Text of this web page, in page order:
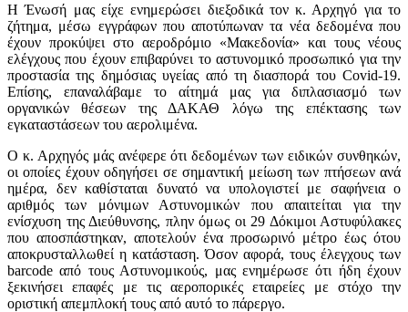
Η Ένωσή μας είχε ενημερώσει διεξοδικά τον κ. Αρχηγό για το
ζήτημα, μέσω εγγράφων που αποτύπωναν τα νέα δεδομένα που
έχουν προκύψει στο αεροδρόμιο «Μακεδονία» και τους νέους
ελέγχους που έχουν επιβαρύνει το αστυνομικό προσωπικό για την
προστασία της δημόσιας υγείας από τη διασπορά του Covid-19.
Επίσης, επαναλάβαμε το αίτημά μας για διπλασιασμό των
οργανικών θέσεων της ΔΑΚΑΘ λόγω της επέκτασης των
εγκαταστάσεων του αερολιμένα.
Ο κ. Αρχηγός μάς ανέφερε ότι δεδομένων των ειδικών συνθηκών,
οι οποίες έχουν οδηγήσει σε σημαντική μείωση των πτήσεων ανά
ημέρα, δεν καθίσταται δυνατό να υπολογιστεί με σαφήνεια ο
αριθμός των μόνιμων Αστυνομικών που απαιτείται για την
ενίσχυση της Διεύθυνσης, πλην όμως οι 29 Δόκιμοι Αστυφύλακες
που αποσπάστηκαν, αποτελούν ένα προσωρινό μέτρο έως ότου
αποκρυσταλλωθεί η κατάσταση. Όσον αφορά, τους έλεγχους των
barcode από τους Αστυνομικούς, μας ενημέρωσε ότι ήδη έχουν
ξεκινήσει επαφές με τις αεροπορικές εταιρείες με στόχο την
οριστική απεμπλοκή τους από αυτό το πάρεργο.